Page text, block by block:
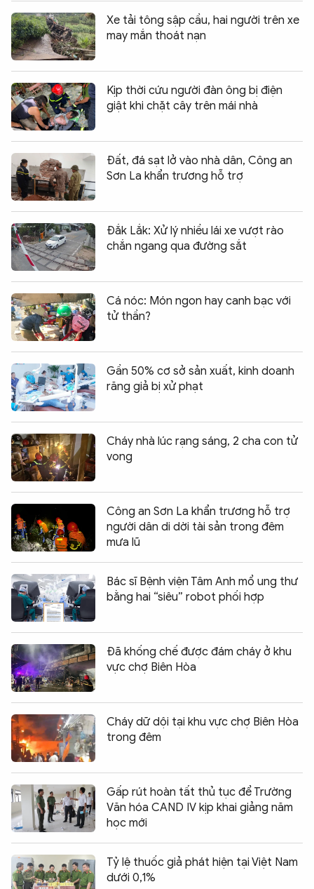
Xe tải tông sập cầu, hai người trên xe
may mắn thoát nạn
Kịp thời cứu người đàn ông bị điện
giật khi chặt cây trên mái nhà
Đất, đá sạt lở vào nhà dân, Công an
Sơn La khẩn trương hỗ trợ
Đắk Lắk: Xử lý nhiều lái xe vượt rào
chắn ngang qua đường sắt
Cá nóc: Món ngon hay canh bạc với
tử thần?
Gần 50% cơ sở sản xuất, kinh doanh
răng giả bị xử phạt
Cháy nhà lúc rạng sáng, 2 cha con tử
vong
Công an Sơn La khẩn trương hỗ trợ
người dân di dời tài sản trong đêm
mưa lũ
Bác sĩ Bệnh viện Tâm Anh mổ ung thư
bằng hai “siêu” robot phối hợp
Đã khống chế được đám cháy ở khu
vực chợ Biên Hòa
Cháy dữ dội tại khu vực chợ Biên Hòa
trong đêm
Gấp rút hoàn tất thủ tục để Trường
Văn hóa CAND IV kịp khai giảng năm
học mới
Tỷ lệ thuốc giả phát hiện tại Việt Nam
dưới 0,1%